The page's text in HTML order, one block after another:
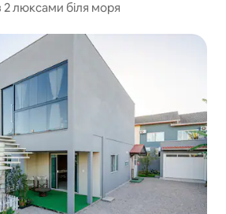
2 люксами біля моря